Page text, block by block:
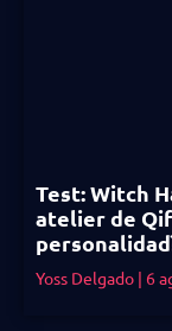
Test: Witch
atelier de
Yoss Delgado 6